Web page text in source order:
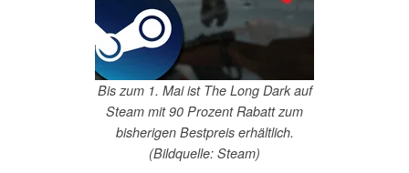
Bis zum 1. Mai ist The Long Dark auf
Steam mit 90 Prozent Rabatt zum
bisherigen Bestpreis erhältlich.
(Bildquelle: Steam)